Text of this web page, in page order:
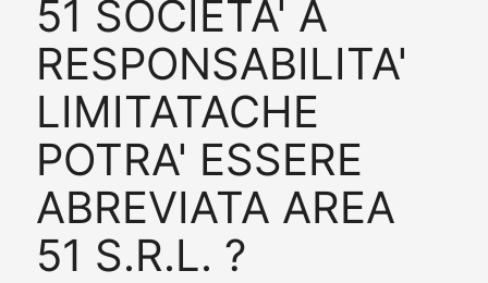
51 SOCIETA' A
RESPONSABILITA'
LIMITATACHE
POTRA' ESSERE
ABREVIATA AREA
51 S.R.L. ?